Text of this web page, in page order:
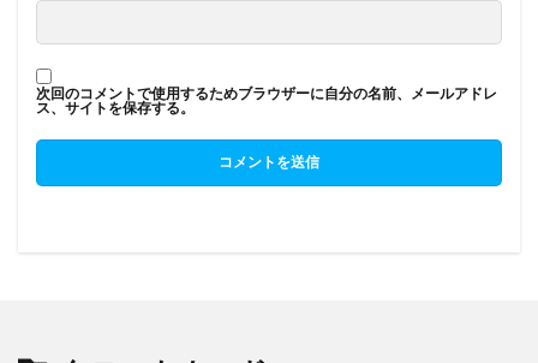
次回のコメントで使用するためブラウザーに自分の名前、メールアドレ
ス、サイトを保存する。